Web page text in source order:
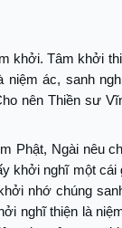
khởi. Tâm khởi
niệm ác, sanh
nên Thiền sư
Phật, Ngài nêu
khởi nghĩ một
nhớ chúng
nghĩ thiện là